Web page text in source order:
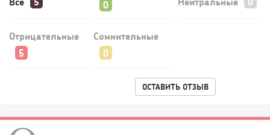
Отрицательные Сомнительные
ОСТАВИТЬ ОТЗЫВ